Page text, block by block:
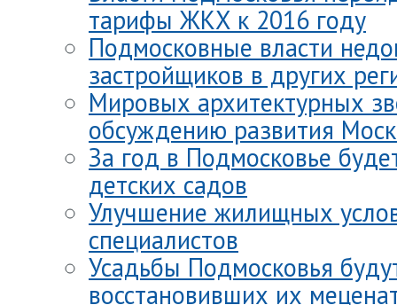
тарифы ЖКХ к 2016 году
Подмосковные власти
застройщиков в других
Мировых архитектурных
обсуждению развития
За год в Подмосковье
детских садов
Улучшение жилищных
специалистов
Усадьбы Подмосковья
восстановивших их